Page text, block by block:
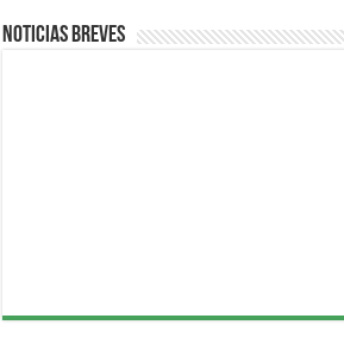
Noticias breves